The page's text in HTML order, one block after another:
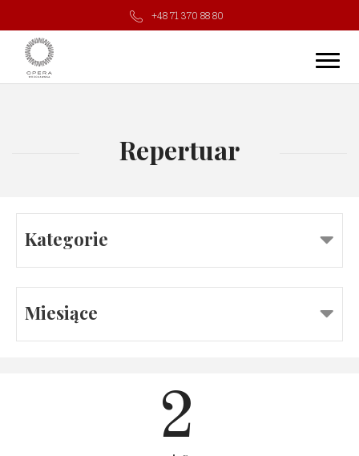
+48 71 370 88 80
Repertuar
Kategorie
Miesiące
2